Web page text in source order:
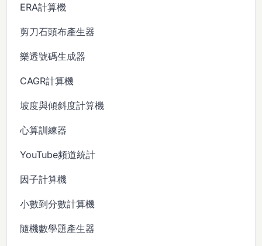
ERA計算機
剪刀石頭布產生器
樂透號碼生成器
CAGR計算機
坡度與傾斜度計算機
心算訓練器
YouTube頻道統計
因子計算機
小數到分數計算機
隨機數學題產生器